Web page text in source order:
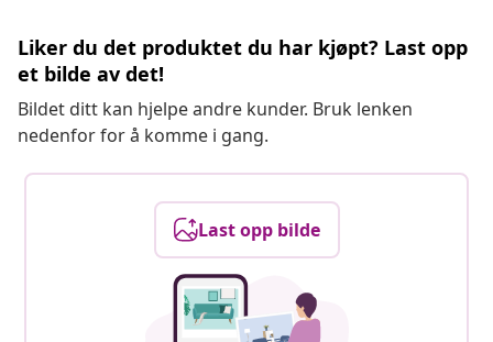
Liker du det produktet du har kjøpt? Last opp
et bilde av det!
Bildet ditt kan hjelpe andre kunder. Bruk lenken
nedenfor for å komme i gang.
Last opp bilde